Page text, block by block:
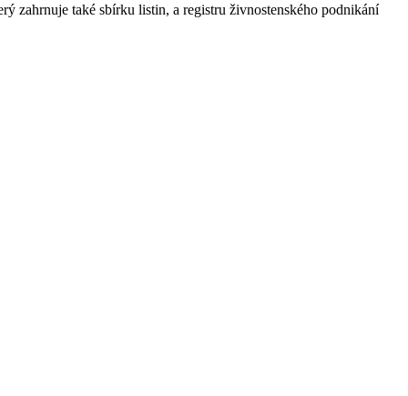
zahrnuje také sbírku listin, a registru živnostenského podnikání